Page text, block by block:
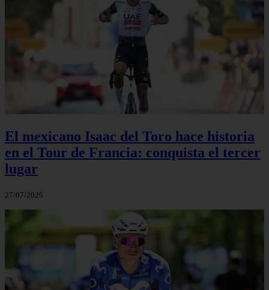
El mexicano Isaac del Toro hace historia
en el Tour de Francia: conquista el tercer
lugar
27/07/2026